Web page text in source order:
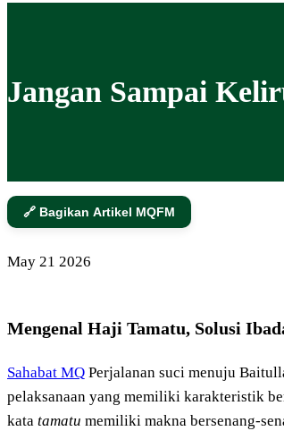
Jangan Sampai
🔗 Bagikan Artikel MQFM
May 21 2026
Mengenal Haji Tamatu, Solusi
Sahabat MQ Perjalanan suci menuju
pelaksanaan yang memiliki karakteristik
kata tamatu memiliki makna bersenang-